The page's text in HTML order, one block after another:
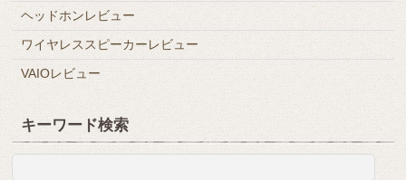
ヘッドホンレビュー
ワイヤレススピーカーレビュー
VAIOレビュー
キーワード検索